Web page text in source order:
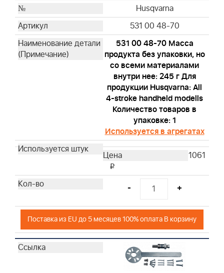
Husqvarna
Husqvarna
Husqvarna
Husqvarna
Husqvarna
Husqvarna
Husqvarna
Husqvarna
Husqvarna
Husqvarna
Husqvarna
Husqvarna
Husqvarna
Husqvarna
Husqvarna
Husqvarna
Husqvarna
Husqvarna
531 00 48-70
531 00 48-70 Масса
продукта без упаковки, но
со всеми материалами
внутри нее: 245 г Для
продукции Husqvarna: All
4-stroke handheld modells
Количество товаров в
упаковке: 1
Используется в агрегатах
1061
i
- +
Поставка из EU до 5 месяцев 100% оплата В корзину